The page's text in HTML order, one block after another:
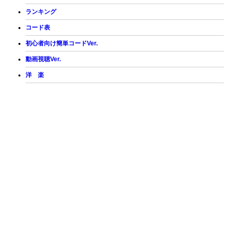
ランキング
コード表
初心者向け簡単コードVer.
動画視聴Ver.
洋 楽